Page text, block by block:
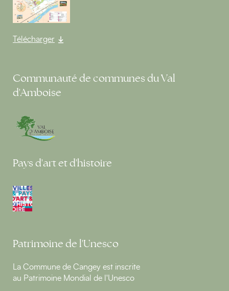
Télécharger
Communauté de communes du Val
d'Amboise
Pays d'art et d'histoire
Patrimoine de l'Unesco
La Commune de Cangey est inscrite
au Patrimoine Mondial de l'Unesco